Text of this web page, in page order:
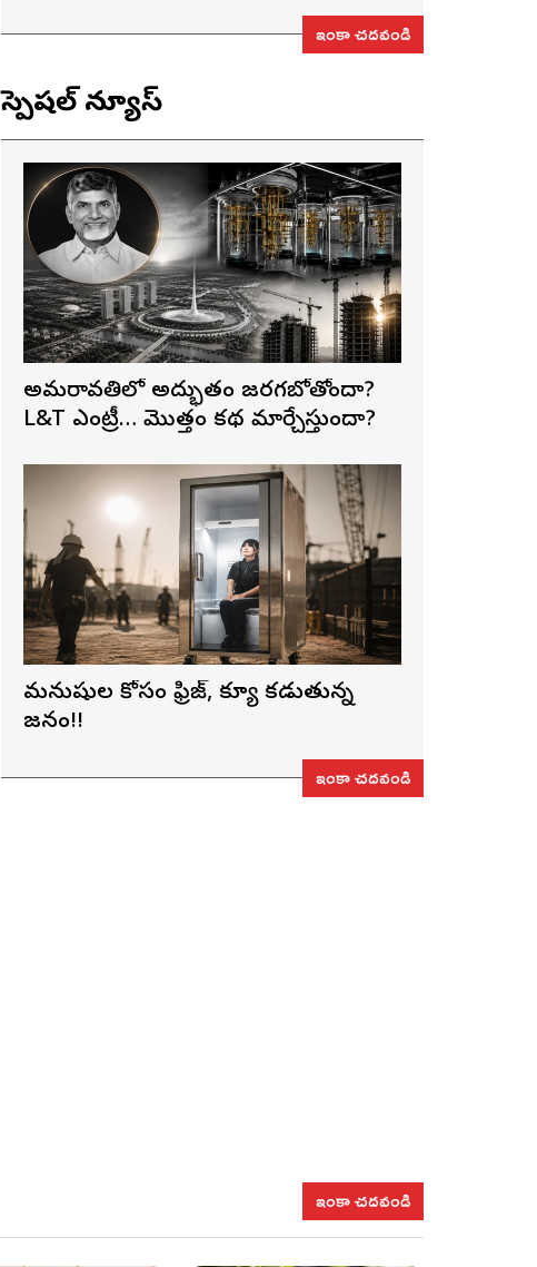
ఇంకా చదవండి
స్పెషల్ న్యూస్
అమరావతిలో అద్భుతం జరగబోతోందా?
L&T ఎంట్రీ… మొత్తం కథ మార్చేస్తుందా?
మనుషుల కోసం ఫ్రిజ్, క్యూ కడుతున్న
జనం!!
ఇంకా చదవండి
ఇంకా చదవండి